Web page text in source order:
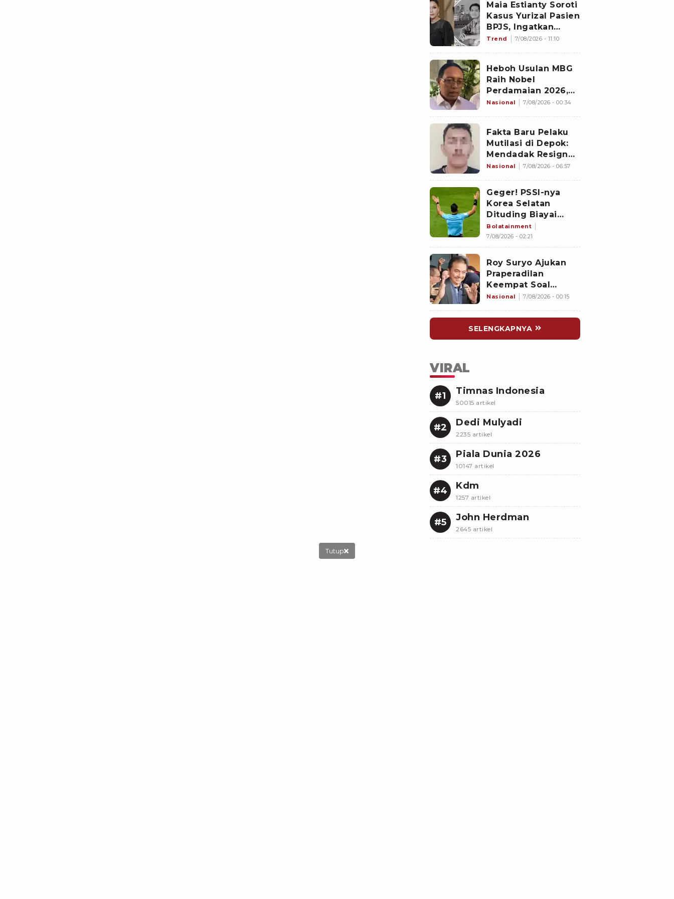
Maia Estianty Soroti
Kasus Yurizal Pasien
BPJS, Ingatkan
Nakes untuk Jaga
Trend 7/08/2026 - 11:10
Heboh Usulan MBG
Raih Nobel
Perdamaian 2026,
Istana Akhirnya
Nasional 7/08/2026 - 00:34
Fakta Baru Pelaku
Mutilasi di Depok:
Mendadak Resign
Kerja Goreng Piscok
di Mal
Nasional 7/08/2026 - 06:57
Geger! PSSI-nya
Korea Selatan
Dituding Biayai
Hiburan Seks untuk
Wasit Asing, KFA
Buka Suara
Bolatainment
7/08/2026 - 02:21
Roy Suryo Ajukan
Praperadilan
Keempat Soal
Status Cekal
Nasional 7/08/2026 - 00:15
SELENGKAPNYA
VIRAL
#1 Timnas Indonesia
50015 artikel
#2 Dedi Mulyadi
2235 artikel
#3 Piala Dunia 2026
10147 artikel
#4 Kdm
1257 artikel
#5 John Herdman
2645 artikel
Tutup